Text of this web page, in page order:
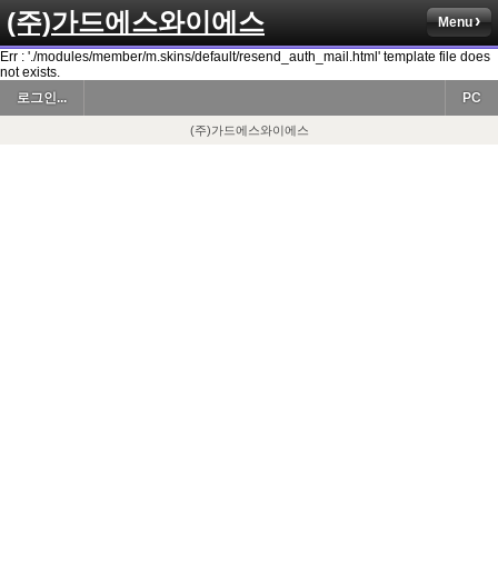
(주)가드에스와이에스 Menu
Err : './modules/member/m.skins/default/resend_auth_mail.html' template file does
not exists.
로그인...
PC
(주)가드에스와이에스